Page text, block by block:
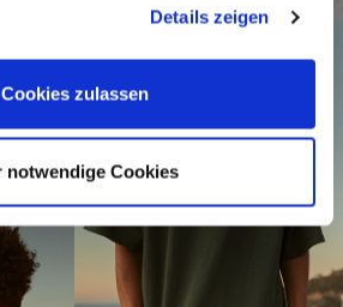
Details zeigen
Cookies zulassen
notwendige Cookies